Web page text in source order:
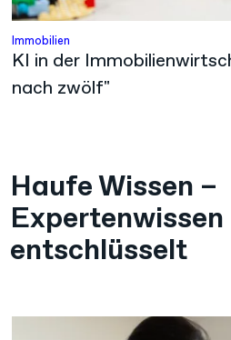
Immobilien
KI in der
nach zwölf"
Haufe Wissen –
Expertenwissen
entschlüsselt